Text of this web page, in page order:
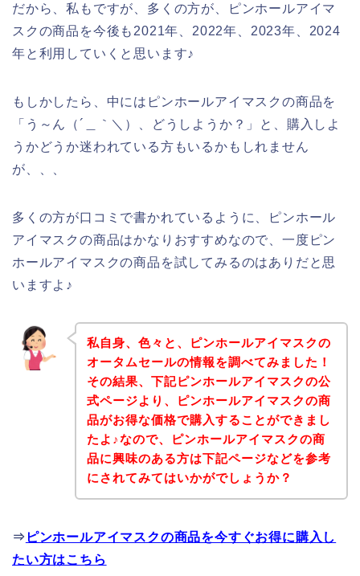
だから、私もですが、多くの方が、ピンホールアイマ
スクの商品を今後も2021年、2022年、2023年、2024
年と利用していくと思います♪
もしかしたら、中にはピンホールアイマスクの商品を
「う～ん（´＿｀＼）、どうしようか？」と、購入しよ
うかどうか迷われている方もいるかもしれません
が、、、
多くの方が口コミで書かれているように、ピンホール
アイマスクの商品はかなりおすすめなので、一度ピン
ホールアイマスクの商品を試してみるのはありだと思
いますよ♪
私自身、色々と、ピンホールアイマスクの
オータムセールの情報を調べてみました！
その結果、下記ピンホールアイマスクの公
式ページより、ピンホールアイマスクの商
品がお得な価格で購入することができまし
たよ♪なので、ピンホールアイマスクの商
品に興味のある方は下記ページなどを参考
にされてみてはいかがでしょうか？
⇒ ピンホールアイマスクの商品を今すぐお得に購入し
たい方はこちら